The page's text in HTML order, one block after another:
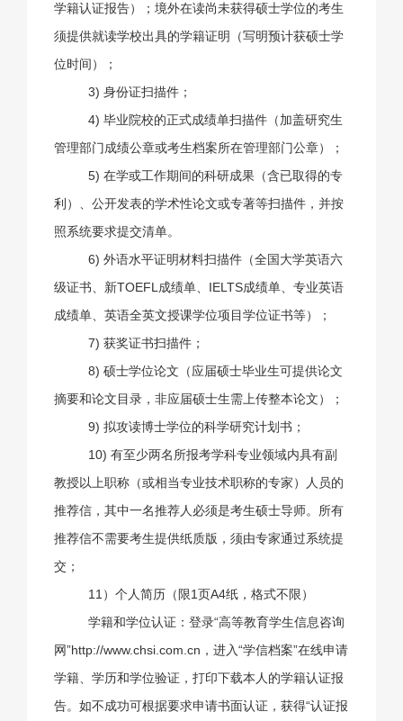
学籍认证报告）；境外在读尚未获得硕士学位的考生
须提供就读学校出具的学籍证明（写明预计获硕士学
位时间）；
3) 身份证扫描件；
4) 毕业院校的正式成绩单扫描件（加盖研究生
管理部门成绩公章或考生档案所在管理部门公章）；
5) 在学或工作期间的科研成果（含已取得的专
利）、公开发表的学术性论文或专著等扫描件，并按
照系统要求提交清单。
6) 外语水平证明材料扫描件（全国大学英语六
级证书、新TOEFL 成绩单、 IELTS成绩单、专业英语
成绩单、英语全英文授课学位项目学位证书等）；
7) 获奖证书扫描件；
8) 硕士学位论文（应届硕士毕业生可提供论文
摘要和论文目录，非应届硕士生需上传整本论文）；
9) 拟攻读博士学位的科学研究计划书；
10) 有至少两名所报考学科专业领域内具有副
教授以上职称（或相当专业技术职称的专家）人员的
推荐信，其中一名推荐人必须是考生硕士导师。 所有
推荐信不需要考生提供纸质版，须由专家通过系统提
交；
11）个人简历（限1页A4纸，格式不限）
学籍和学位认证：登录“高等教育学生信息咨询
网”http://www.chsi.com.cn ，进入“学信档案”在线申请
学籍、学历和学位验证，打印下载本人的学籍认证报
告。如不成功可根据要求申请书面认证，获得“认证报